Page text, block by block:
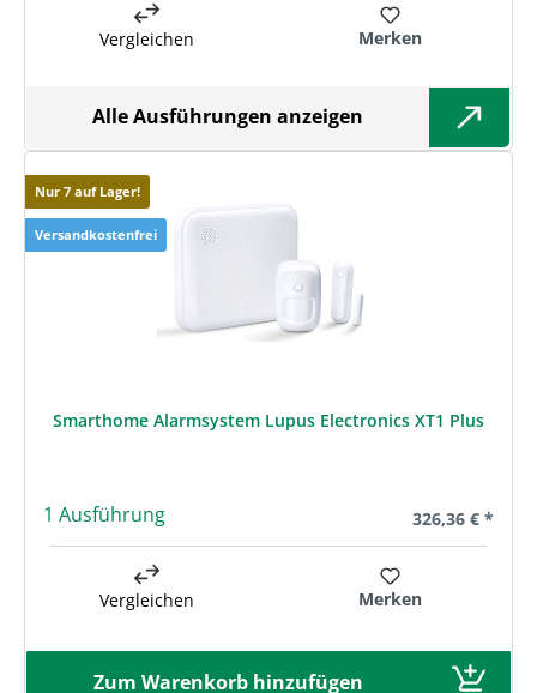
Vergleichen Merken
Alle Ausführungen anzeigen
Nur 7 auf Lager!
Versandkostenfrei
Smarthome Alarmsystem Lupus Electronics XT1 Plus
1 Ausführung Regulärer
326,36 € *
Vergleichen Merken
Zum Warenkorb hinzufügen